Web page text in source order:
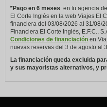
*Pago en 6 meses: en tu agencia
El Corte Inglés en la web Viajes El
financiera del 03/08/2026 al 31/08/
Financiera El Corte Inglés, E.F.C.,
Condiciones de financiación en
nuevas reservas del 3 de agosto al
La financiación queda excluida
y sus mayoristas alternativos, y